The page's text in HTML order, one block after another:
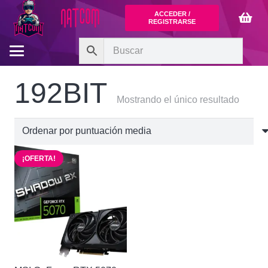
ACCEDER /
REGISTRARSE
192BIT Mostrando el único resultado
¡OFERTA!